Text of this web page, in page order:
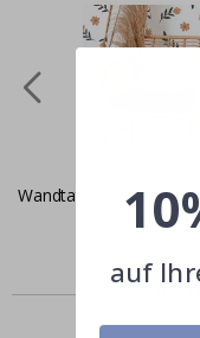
Wandtattoo - Blume
Special
Price
auf